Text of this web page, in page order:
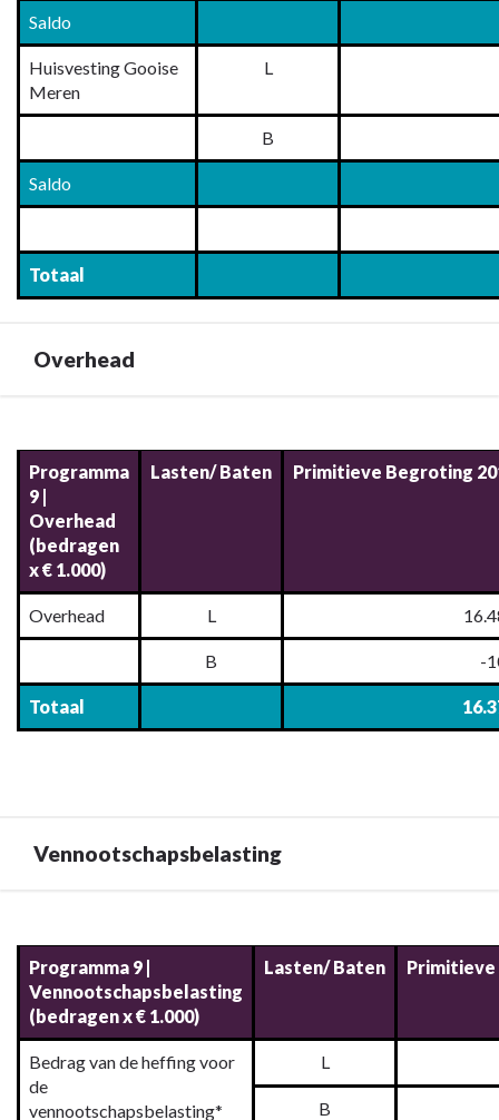
Saldo
Huisvesting Gooise
Meren
L
B
Saldo
Totaal
Overhead
naar
navigatie
Programma
baten
lasten
Overhead
Programma
9 |
Overhead
(bedragen
x € 1.000)
Lasten/ Baten Primitieve Begroting
Overhead L
B -
Totaal
Vennootschapsbelasting
naar
navigatie
Programma
baten
Programma 9 |
Vennootschapsbelasting
(bedragen x € 1.000)
Lasten/ Baten Primitieve
Bedrag van de heffing voor
de
vennootschapsbelasting*
L
B